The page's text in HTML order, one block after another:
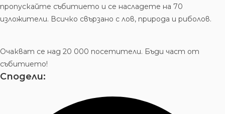
пропускайте събитието и се насладете на 70
изложители. Всичко свързано с лов, природа и риболов.
Очакват се над 20 000 посетители. Бъди част от
събитието!
Сподели: